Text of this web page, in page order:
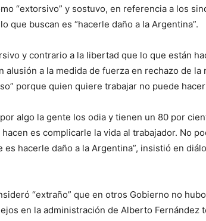
“extorsivo” y sostuvo, en referencia a los
que buscan es “hacerle daño a la Argentina”.
y contrario a la libertad que lo que están
alusión a la medida de fuerza en rechazo de la
porque quien quiere trabajar no puede
algo la gente los odia y tienen un 80 por
es complicarle la vida al trabajador. No
hacerle daño a la Argentina”, insistió en
“extraño” que en otros Gobierno no
en la administración de Alberto Fernández